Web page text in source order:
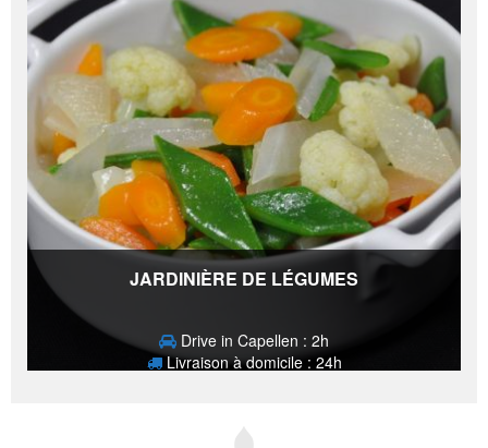
JARDINIÈRE DE LÉGUMES
Drive in Capellen : 2h
Livraison à domicile : 24h